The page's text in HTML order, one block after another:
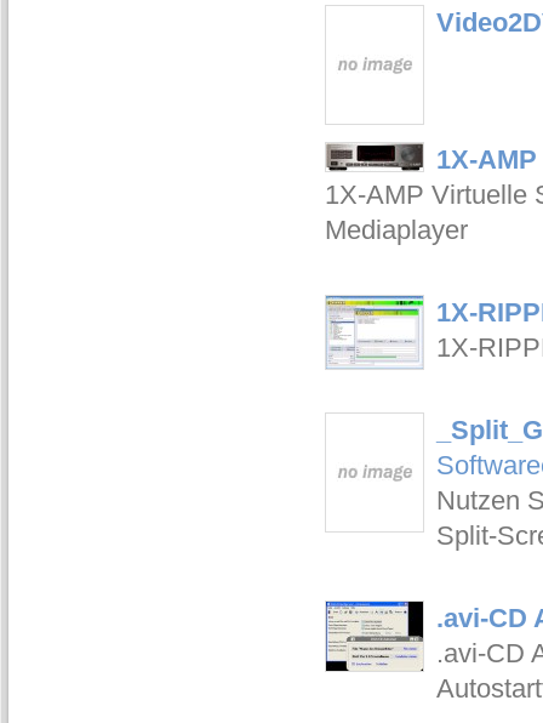
1X-AMP
1X-AMP Virtuelle
Mediaplayer
1X-
1X-
Nutzen
Split-
.avi-CD
.avi-CD